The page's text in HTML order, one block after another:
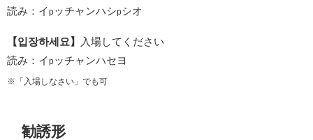
読み：イpッチャンハシpシオ
【입장하세요】
入場してください
読み：イpッチャンハセヨ
※「入場しなさい」でも可
勧誘形